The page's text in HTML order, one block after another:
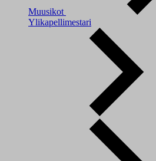
Muusikot
Ylikapellimestari